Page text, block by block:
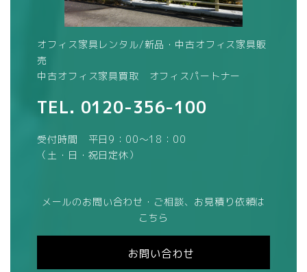
オフィス家具レンタル/新品・中古オフィス家具販
売
中古オフィス家具買取 オフィスパートナー
TEL. 0120-356-100
受付時間 平日9：00～18：00
（土・日・祝日定休）
メールのお問い合わせ・ご相談、お見積り依頼は
こちら
お問い合わせ